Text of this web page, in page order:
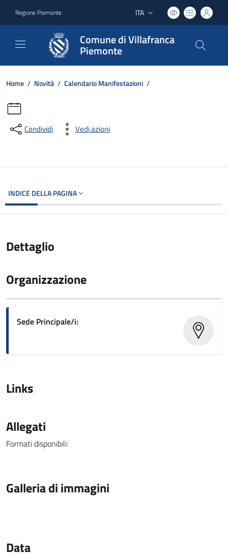
Regione Piemonte Lingua attiva:
ITA
Comune di Villafranca
Piemonte
Home / Novità / Calendario Manifestazioni /
Condividi Vedi azioni
INDICE DELLA PAGINA
Dettaglio
Organizzazione
Sede Principale/i:
Links
Allegati
Formati disponibili:
Galleria di immagini
Data